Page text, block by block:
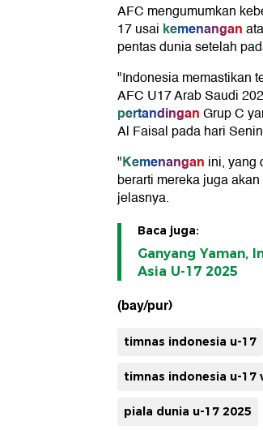
AFC mengumumkan
17 usai kemenangan
pentas dunia setelah
"Indonesia memastikan
AFC U17 Arab Saudi
pertandinganGrup C
Al Faisal pada hari
"Kemenangan ini, yang
berarti mereka juga
jelasnya.
Baca juga:
Ganyang Yaman,
Asia U-17 2025
(bay/pur)
timnas indonesia u-17
timnas indonesia u-17
piala dunia u-17 2025